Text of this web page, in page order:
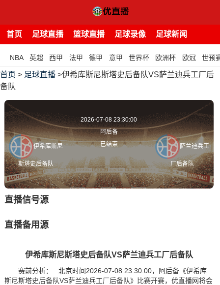
首页 足球直播 篮球直播 足球录像 足球新闻
NBA 英超 西甲 法甲 德甲 意甲 世界杯 欧洲杯 欧冠 世预
首页 > 足球直播 >伊希库斯尼斯塔史后备队VS萨兰迪兵工厂后
备队
伊希库斯尼
斯塔史后备队
2026-07-08 23:30:00
阿后备
已结束
萨兰迪兵工
厂后备队
直播信号源
直播备用源
伊希库斯尼斯塔史后备队VS萨兰迪兵工厂后备队
赛前分析： 北京时间2026-07-08 23:30:00，阿后备《伊希库
斯尼斯塔史后备队VS萨兰迪兵工厂后备队》比赛开赛，优直播网将会